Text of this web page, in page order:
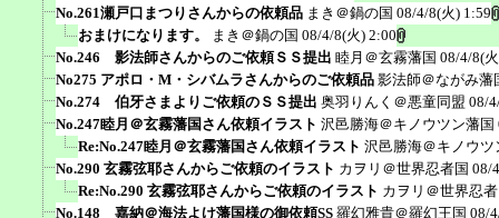
No.261瀬戸口まつりさんからの依頼品 まき＠鍋の国 08/4/8(火) 1:59
おまけになります。
まき＠鍋の国 08/4/8(火) 2:00
No.246 影法師さんからのご依頼ＳＳ提出 睦月＠玄霧藩国 08/4/8(
No275 アポロ・M・シバムラさんからのご依頼品 影法師＠ながみ藩
No.274 伯牙さまよりご依頼のＳＳ提出 奥羽りんく＠悪童同盟 08/
No.247睦月＠玄霧藩国さん依頼イラスト 沢邑勝海＠キノウツン藩国
Re:No.247睦月＠玄霧藩国さん依頼イラスト 沢邑勝海＠キノウツ
No.290 玄霧弦耶さんからご依頼のイラスト カヲリ＠世界忍者国 08/
Re:No.290 玄霧弦耶さんからご依頼のイラスト カヲリ＠世界忍
No.148 嘉納＠海法よけ藩国様の御依頼SS 羅幻雅貴＠羅幻王国 08/